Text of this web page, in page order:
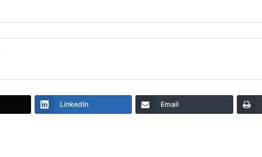
LinkedIn Email